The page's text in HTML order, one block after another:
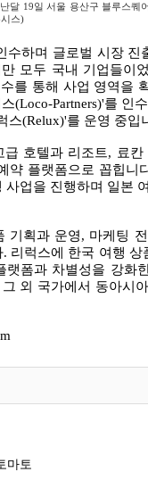
달 19일 서울 용산구 블루스퀘
스)
수하며 글로벌 시장
모두 국내 기업들이
를 통해 사업 영역을
(Loco-Partners)'를 인
스(Relux)'를 운영 중입
호텔과 리조트, 료
약 플랫폼으로 꼽힙니
업을 진행하며 일본
기획과 운영, 마케팅
리럭스에 한국 여행
랫폼과 차별성을 강화
외 국가에서 동아시
마토